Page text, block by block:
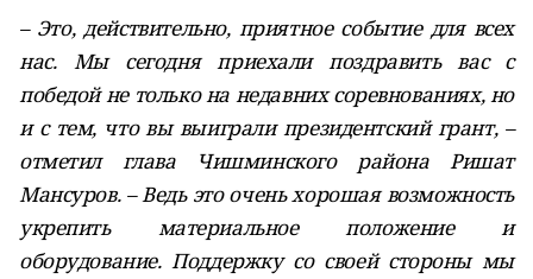
– Это, действительно, приятное событие для всех
нас. Мы сегодня приехали поздравить вас с
победой не только на недавних соревнованиях, но
и с тем, что вы выиграли президентский грант, –
отметил глава Чишминского района Ришат
Мансуров. – Ведь это очень хорошая возможность
укрепить материальное положение и
оборудование. Поддержку со своей стороны мы